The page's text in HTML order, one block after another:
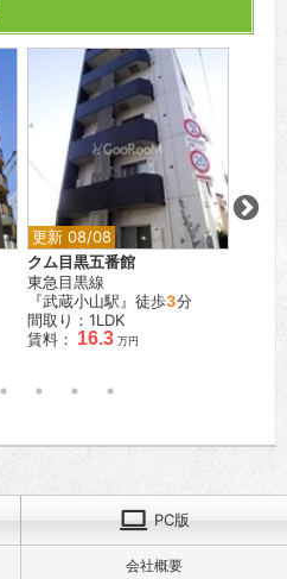
更新 08/08
クム目黒五番館
東急目黒線
『武蔵小山駅』徒歩3分
間取り：1LDK
賃料： 16.3 万円
更新
賃料：
PC版
会社概要